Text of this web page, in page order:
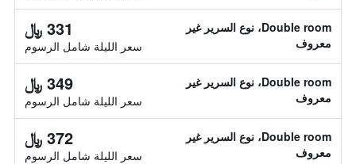
Double room، نوع السرير غير
معروف
331 ﷼
سعر الليلة شامل الرسوم
Double room، نوع السرير غير
معروف
349 ﷼
سعر الليلة شامل الرسوم
Double room، نوع السرير غير
معروف
372 ﷼
سعر الليلة شامل الرسوم